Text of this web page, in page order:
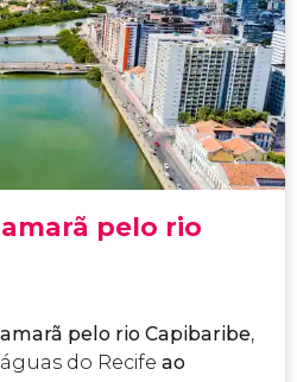
pelo rio
pelo rio Capibaribe,
do Recife ao